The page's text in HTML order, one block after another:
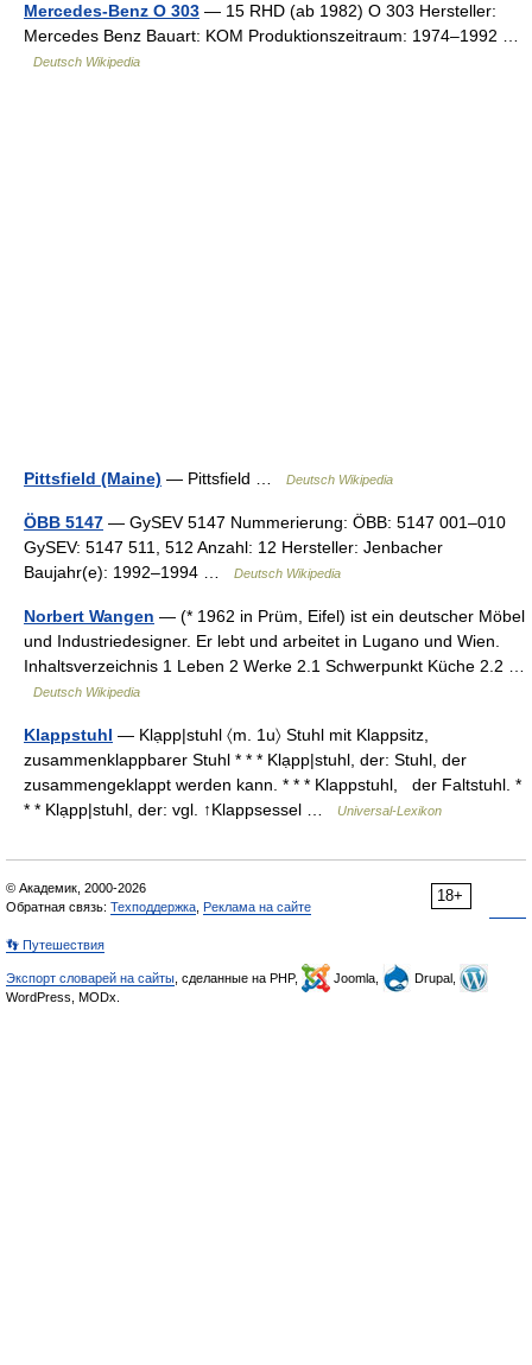
Mercedes-Benz O 303 — 15 RHD (ab 1982) O 303 Hersteller:
Mercedes Benz Bauart: KOM Produktionszeitraum: 1974–1992 …
Deutsch Wikipedia
Pittsfield (Maine) — Pittsfield … Deutsch Wikipedia
ÖBB 5147 — GySEV 5147 Nummerierung: ÖBB: 5147 001–010
GySEV: 5147 511, 512 Anzahl: 12 Hersteller: Jenbacher
Baujahr(e): 1992–1994 …
Deutsch Wikipedia
Norbert Wangen — (* 1962 in Prüm, Eifel) ist ein deutscher Möbel
und Industriedesigner. Er lebt und arbeitet in Lugano und Wien.
Inhaltsverzeichnis 1 Leben 2 Werke 2.1 Schwerpunkt Küche 2.2 …
Deutsch Wikipedia
Klappstuhl — Klạpp|stuhl 〈m. 1u〉 Stuhl mit Klappsitz,
zusammenklappbarer Stuhl * * * Klạpp|stuhl, der: Stuhl, der
zusammengeklappt werden kann. * * * Klappstuhl, der Faltstuhl. *
* * Klạpp|stuhl, der: vgl. ↑Klappsessel …
Universal-Lexikon
18+
© Академик, 2000-2026
Обратная связь: Техподдержка Реклама на сайте
👣 Путешествия
Экспорт словарей на сайты , сделанные на PHP, Joomla,
Drupal,
WordPress, MODx.